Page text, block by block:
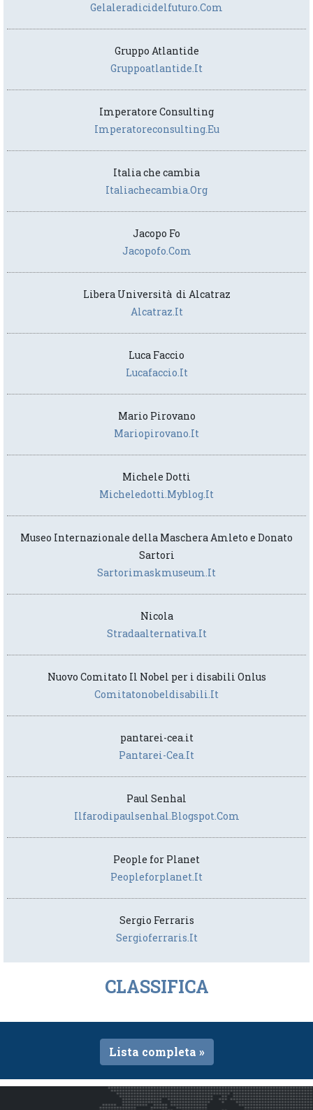
Gelaleradicidelfuturo.com
Gruppo Atlantide
Gruppoatlantide.it
Imperatore Consulting
Imperatoreconsulting.eu
Italia che cambia
Italiachecambia.org
Jacopo Fo
Jacopofo.com
Libera Università di Alcatraz
Alcatraz.it
Luca Faccio
Lucafaccio.it
Mario Pirovano
Mariopirovano.it
Michele Dotti
Micheledotti.myblog.it
Museo Internazionale della Maschera Amleto e Donato
Sartori
Sartorimaskmuseum.it
Nicola
Stradaalternativa.it
Nuovo Comitato Il Nobel per i disabili Onlus
Comitatonobeldisabili.it
pantarei-cea.it
Pantarei-Cea.it
Paul Senhal
Ilfarodipaulsenhal.blogspot.com
People for Planet
Peopleforplanet.it
Sergio Ferraris
Sergioferraris.it
CLASSIFICA
Lista completa »